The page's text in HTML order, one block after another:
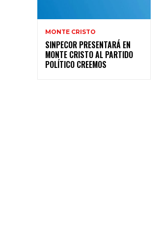
MONTE CRISTO
SINPECOR PRESENTARÁ EN
MONTE CRISTO AL PARTIDO
POLÍTICO CREEMOS